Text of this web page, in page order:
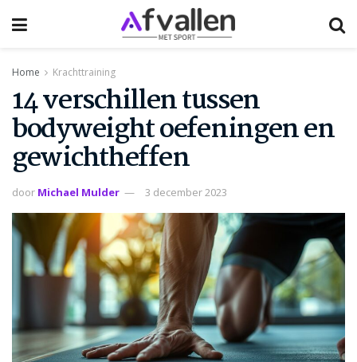
Home Krachttraining
14 verschillen tussen
bodyweight oefeningen en
gewichtheffen
door Michael Mulder 3 december 2023